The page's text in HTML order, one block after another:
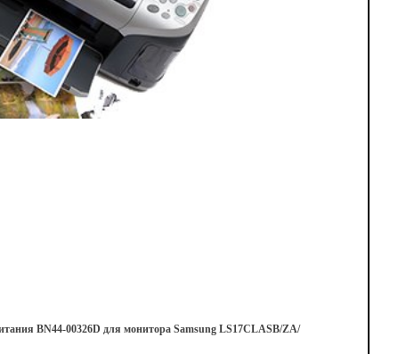
BN44-00326D для монитора Samsung LS17CLASB/ZA/